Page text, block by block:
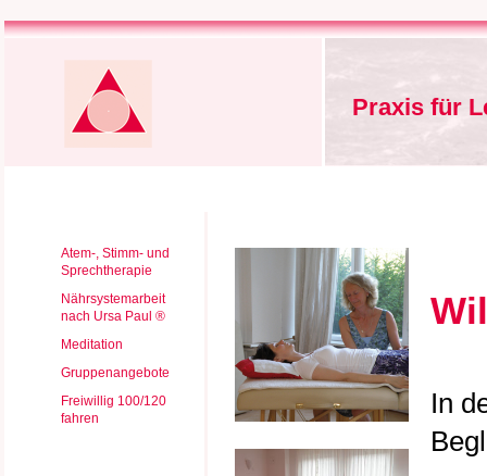
Praxis für
Atem-, Stimm- und
Sprechtherapie
Nährsystemarbeit
nach Ursa Paul ®
Meditation
Gruppenangebote
Freiwillig 100/120
fahren
In